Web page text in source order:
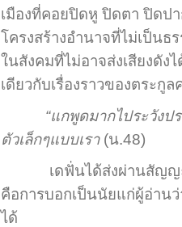
เมืองที่คอยปิดหู ปิดตา ปิดป
โครงสร้างอำนาจที่ไม่เป็น
ในสังคมที่ไม่อาจส่งเสียงดัง
เดียวกับเรื่องราวของตระ
“แกพูดมากไประวังป
ตัวเล็กๆแบบเรา (น.48)
เดฟั่นได้ส่งผ่านสัญญ
คือการบอกเป็นนัยแก่ผู้อ่านว่
ได้